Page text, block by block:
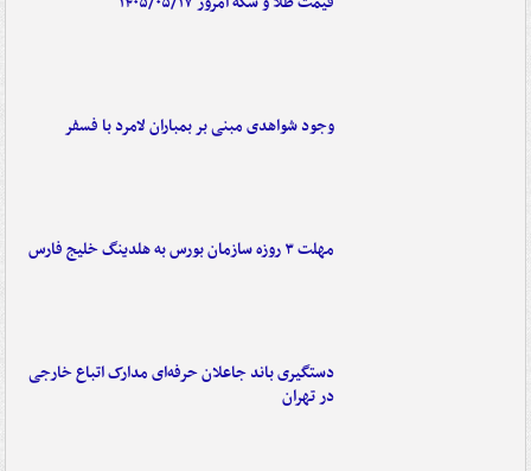
وجود شواهدی مبنی بر بمباران لامرد با فسفر
مهلت ۳ روزه سازمان بورس به هلدینگ خلیج فارس
دستگیری باند جاعلان حرفه‌ای مدارک اتباع خارجی
در تهران